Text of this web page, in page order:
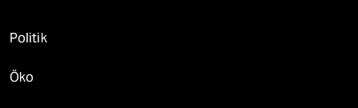
Politik
Öko